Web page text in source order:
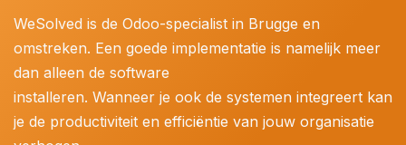
WeSolved is de Odoo-specialist in Brugge en
omstreken. Een goede implementatie is namelijk meer
dan alleen de software
installeren. Wanneer je ook de systemen integreert kan
je de productiviteit en efficiëntie van jouw organisatie